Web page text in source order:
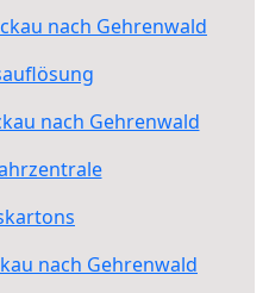
nach Gehrenwald
nach Gehrenwald
nach Gehrenwald